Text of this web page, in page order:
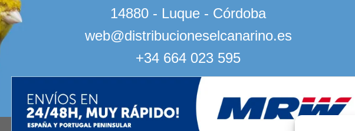
14880 - Luque - Córdoba
web@distribucioneselcanarino.es
+34 664 023 595